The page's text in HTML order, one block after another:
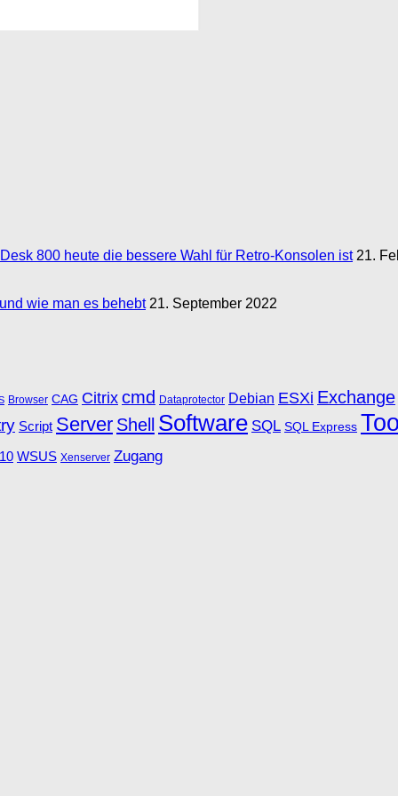
800 heute die bessere Wahl für Retro‑Konsolen ist 21.
wie man es behebt 21. September 2022
Browser CAG Citrix cmd Dataprotector Debian ESXi Exchange
Script Server Shell Software SQL SQL Express
WSUS Xenserver Zugang